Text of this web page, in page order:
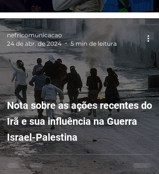
Nota sobre as ações recentes do
Irã e sua influência na Guerra
Israel-Palestina
nefricomunicacao
24 de abr. de 2024
5 min de leitura